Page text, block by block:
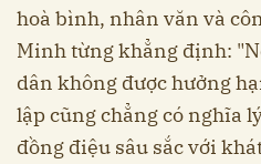
hoà bình, nhân văn và
Minh từng khẳng định:
dân không được hưởng
lập cũng chẳng có nghĩa
đồng điệu sâu sắc với